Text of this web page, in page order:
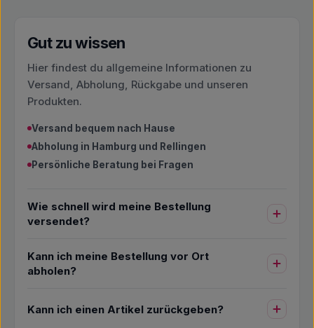
Gut zu wissen
Hier findest du allgemeine Informationen zu
Versand, Abholung, Rückgabe und unseren
Produkten.
Versand bequem nach Hause
Abholung in Hamburg und Rellingen
Persönliche Beratung bei Fragen
Wie schnell wird meine Bestellung
versendet?
Kann ich meine Bestellung vor Ort
abholen?
Kann ich einen Artikel zurückgeben?